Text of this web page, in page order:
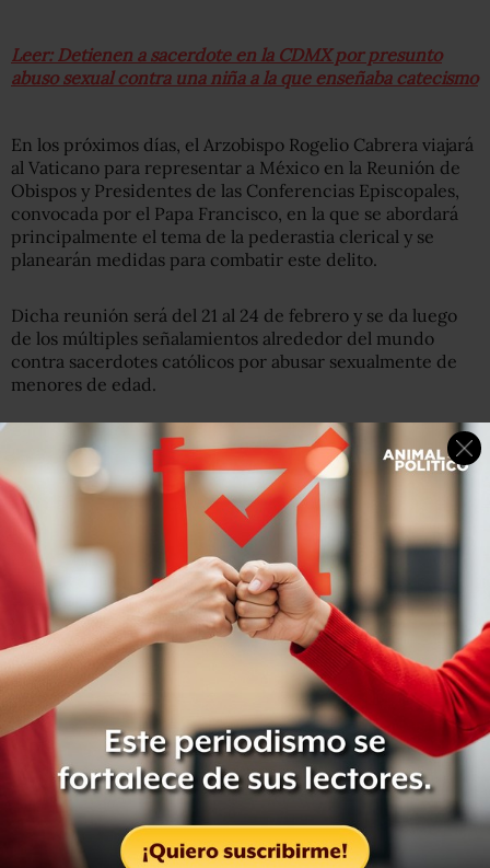
Leer: Detienen a sacerdote en la CDMX por presunto
abuso sexual contra una niña a la que enseñaba catecismo
En los próximos días, el Arzobispo Rogelio Cabrera viajará
al Vaticano para representar a México en la Reunión de
Obispos y Presidentes de las Conferencias Episcopales,
convocada por el Papa Francisco, en la que se abordará
principalmente el tema de la pederastia clerical y se
planearán medidas para combatir este delito.
Dicha reunión será del 21 al 24 de febrero y se da luego
de los múltiples señalamientos alrededor del mundo
contra sacerdotes católicos por abusar sexualmente de
menores de edad.
Las denuncias más recientes se dieron en Estados
Unidos y Chile. En el caso de EU se habló de más de 300
sacerdotes acusados de abuso sexual, mientras que en
Chile se habla de 148 casos.